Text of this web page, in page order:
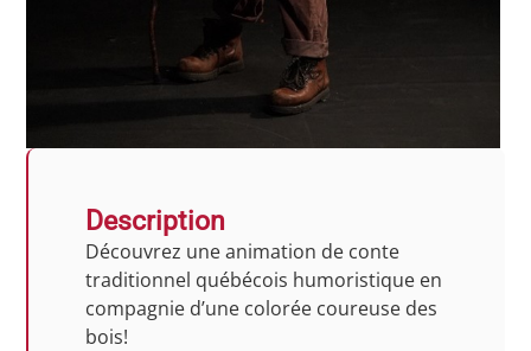
Description
Découvrez une animation de conte
traditionnel québécois humoristique en
compagnie d’une colorée coureuse des
bois!